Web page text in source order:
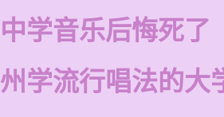
学音乐后悔死了
学流行唱法的大